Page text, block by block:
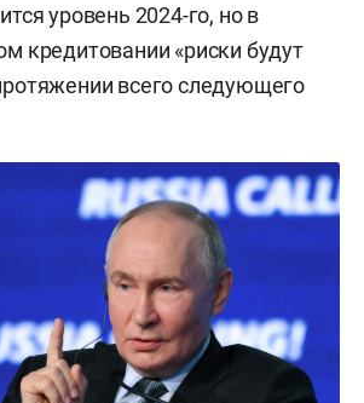
уровень 2024-го, но в
кредитовании «риски будут
всего следующего